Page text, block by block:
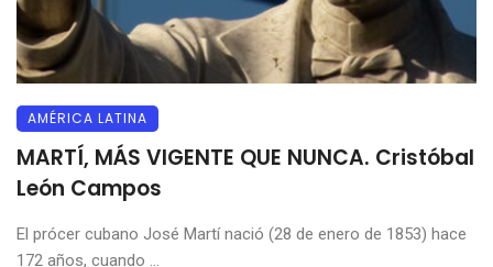
AMÉRICA LATINA
MARTÍ, MÁS VIGENTE QUE NUNCA. Cristóbal
León Campos
El prócer cubano José Martí nació (28 de enero de 1853) hace
172 años, cuando ...